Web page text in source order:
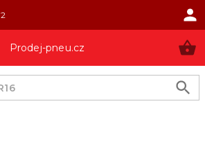
Prodej-pneu.cz